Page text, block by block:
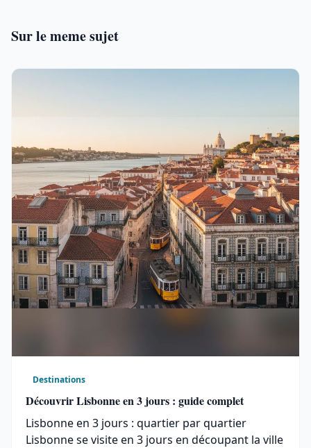
Sur le meme sujet
Destinations
Découvrir Lisbonne en 3 jours : guide complet
Lisbonne en 3 jours : quartier par quartier
Lisbonne se visite en 3 jours en découpant la ville